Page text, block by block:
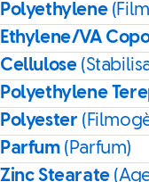
Polyethylene
Ethylene/VA
Cellulose
Polyethylene
Polyester
Parfum (Parfum)
Zinc Stearate